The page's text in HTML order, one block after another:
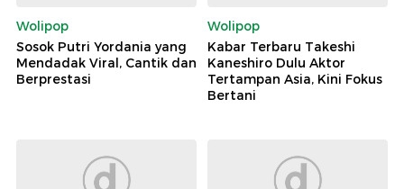
Wolipop
Sosok Putri Yordania yang
Mendadak Viral, Cantik dan
Berprestasi
Wolipop
Kabar Terbaru Takeshi
Kaneshiro Dulu Aktor
Tertampan Asia, Kini Fokus
Bertani